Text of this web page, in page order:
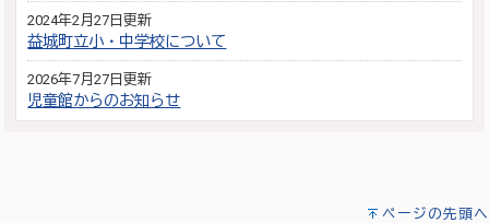
2024年2月27日更新
益城町立小・中学校について
2026年7月27日更新
児童館からのお知らせ
ページの先頭へ